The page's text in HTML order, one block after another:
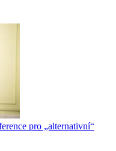
pro „alternativní“